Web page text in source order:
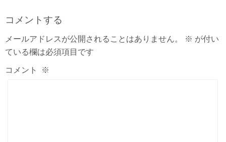
コメントする
メールアドレスが公開されることはありません。 ※ が付い
ている欄は必須項目です
コメント ※